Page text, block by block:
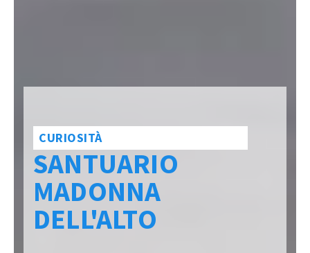
CURIOSITÀ
SANTUARIO
MADONNA
DELL'ALTO